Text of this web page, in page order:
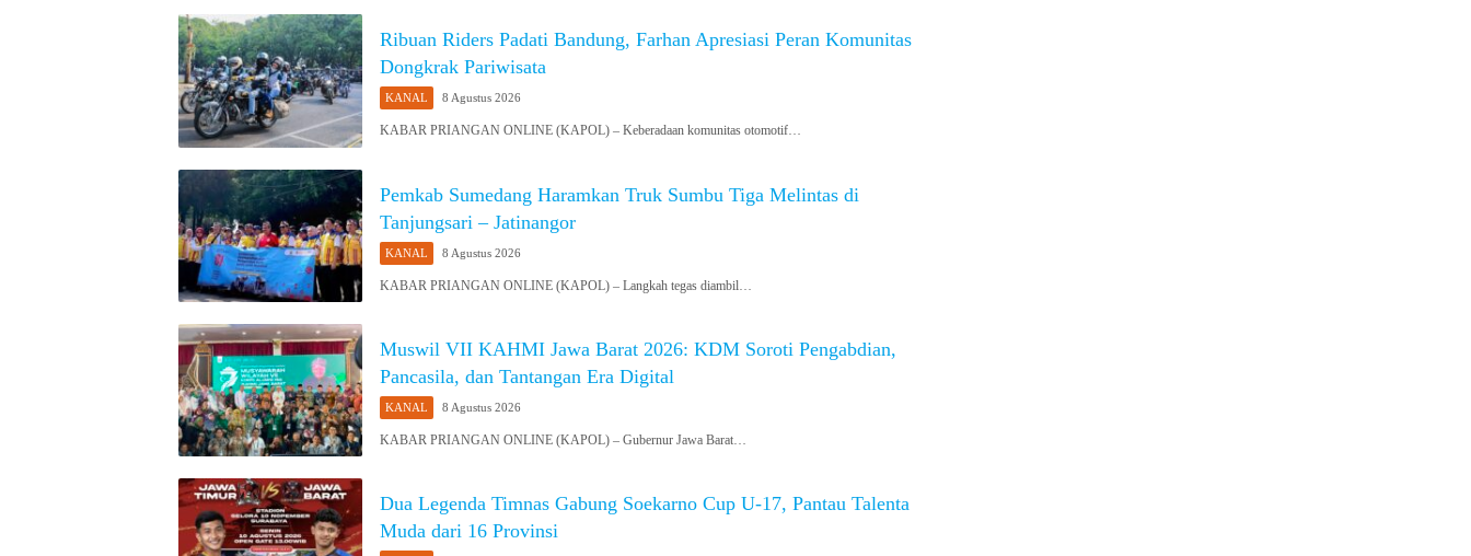
Ribuan Riders Padati Bandung, Farhan Apresiasi Peran Komunitas
Dongkrak Pariwisata
KANAL 8 Agustus 2026
KABAR PRIANGAN ONLINE (KAPOL) – Keberadaan komunitas otomotif…
Pemkab Sumedang Haramkan Truk Sumbu Tiga Melintas di
Tanjungsari – Jatinangor
KANAL 8 Agustus 2026
KABAR PRIANGAN ONLINE (KAPOL) – Langkah tegas diambil…
Muswil VII KAHMI Jawa Barat 2026: KDM Soroti Pengabdian,
Pancasila, dan Tantangan Era Digital
KANAL 8 Agustus 2026
KABAR PRIANGAN ONLINE (KAPOL) – Gubernur Jawa Barat…
Dua Legenda Timnas Gabung Soekarno Cup U-17, Pantau Talenta
Muda dari 16 Provinsi